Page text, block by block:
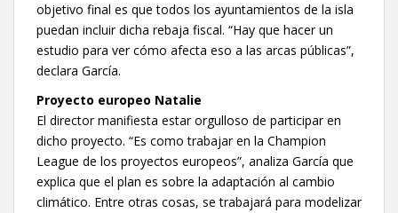
objetivo final es que todos los ayuntamientos de la isla
puedan incluir dicha rebaja fiscal. “Hay que hacer un
estudio para ver cómo afecta eso a las arcas públicas”,
declara García.
Proyecto europeo Natalie
El director manifiesta estar orgulloso de participar en
dicho proyecto. “Es como trabajar en la Champion
League de los proyectos europeos”, analiza García que
explica que el plan es sobre la adaptación al cambio
climático. Entre otras cosas, se trabajará para modelizar